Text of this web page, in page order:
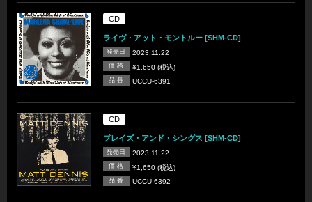
CD
ライヴ・アット・モントルー [SHM-CD]
発売日 2023.11.22
価 格 ¥1,650 (税込)
品 番 UCCU-6391
CD
プレイズ・アンド・シングス [SHM-CD]
発売日 2023.11.22
価 格 ¥1,650 (税込)
品 番 UCCU-6392